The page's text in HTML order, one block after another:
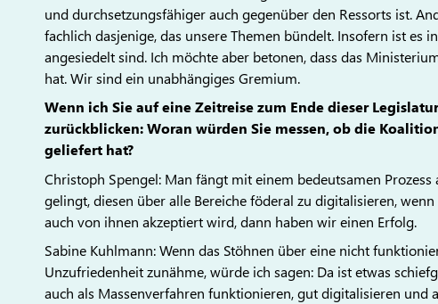
und durchsetzungsfähiger auch gegenüber den Ressorts ist.
fachlich dasjenige, das unsere Themen bündelt. Insofern ist es
angesiedelt sind. Ich möchte aber betonen, dass das
hat. Wir sind ein unabhängiges Gremium.
Wenn ich Sie auf eine Zeitreise zum Ende dieser
zurückblicken: Woran würden Sie messen, ob die
geliefert hat?
Christoph Spengel: Man fängt mit einem bedeutsamen
gelingt, diesen über alle Bereiche föderal zu digitalisieren,
auch von ihnen akzeptiert wird, dann haben wir einen Erfolg.
Sabine Kuhlmann: Wenn das Stöhnen über eine nicht
Unzufriedenheit zunähme, würde ich sagen: Da ist etwas
auch als Massenverfahren funktionieren, gut digitalisieren und